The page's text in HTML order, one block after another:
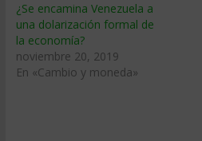
¿Se encamina Venezuela a
una dolarización formal de
la economía?
noviembre 20, 2019
En «Cambio y moneda»